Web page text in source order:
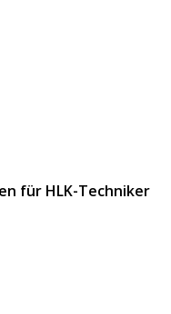
für HLK-Techniker